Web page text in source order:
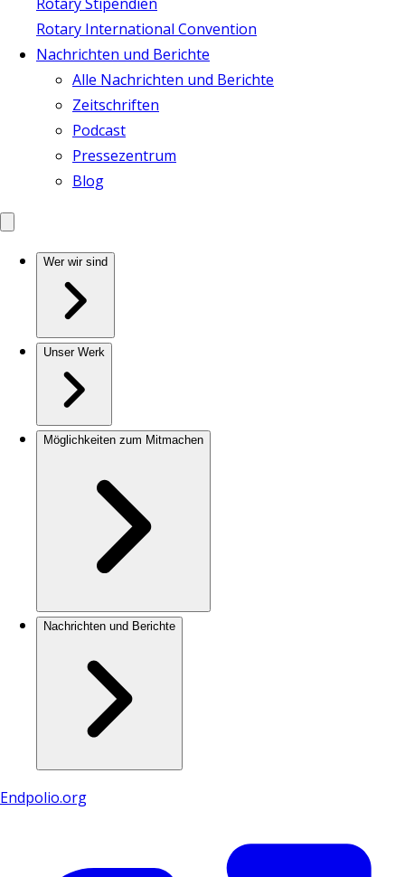
Rotary International Convention
Nachrichten und Berichte
Alle Nachrichten und Berichte
Zeitschriften
Podcast
Pressezentrum
Blog
Wer wir sind
Unser Werk
Möglichkeiten zum Mitmachen
Nachrichten und Berichte
Endpolio.org